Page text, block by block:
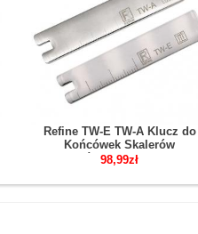
Refine TW-E TW-A Klucz do
Końcówek Skalerów
Ultradźwiękowych 2 Szt.
98,99zł